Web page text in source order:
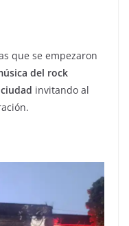
que se empezaron
del rock
invitando al